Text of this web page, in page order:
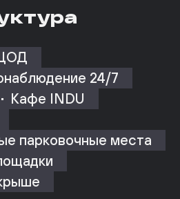
24/7
Кафе INDU
парковочные места